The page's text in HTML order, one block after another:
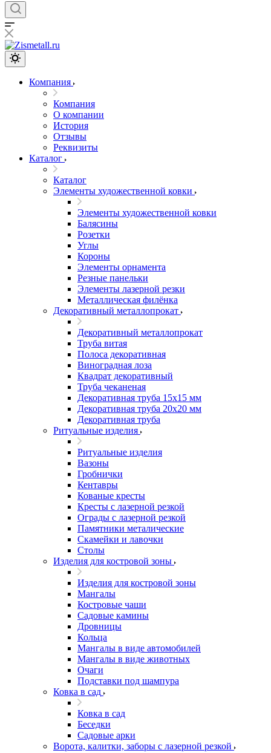
Компания
Компания
О компании
История
Отзывы
Реквизиты
Каталог
Каталог
Элементы художественной ковки
Элементы художественной ковки
Балясины
Розетки
Углы
Короны
Элементы орнамента
Резные панельки
Элементы лазерной резки
Металлическая филёнка
Декоративный металлопрокат
Декоративный металлопрокат
Труба витая
Полоса декоративная
Виноградная лоза
Квадрат декоративный
Труба чеканеная
Декоративная труба 15х15 мм
Декоративная труба 20х20 мм
Декоративная труба
Ритуальные изделия
Ритуальные изделия
Вазоны
Гробнички
Кентавры
Кованые кресты
Кресты с лазерной резкой
Ограды с лазерной резкой
Памятники металические
Скамейки и лавочки
Столы
Изделия для костровой зоны
Изделия для костровой зоны
Мангалы
Костровые чаши
Садовые камины
Дровницы
Кольца
Мангалы в виде автомобилей
Мангалы в виде животных
Очаги
Подставки под шампура
Ковка в сад
Ковка в сад
Беседки
Садовые арки
Ворота, калитки, заборы с лазерной резкой